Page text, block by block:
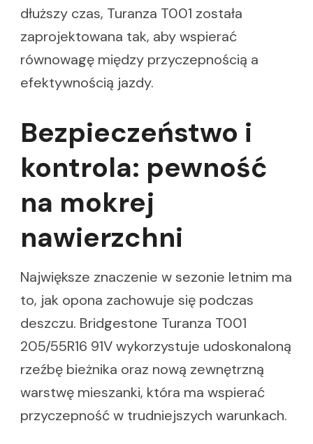
dłuższy czas, Turanza T001 została
zaprojektowana tak, aby wspierać
równowagę między przyczepnością a
efektywnością jazdy.
Bezpieczeństwo i
kontrola: pewność
na mokrej
nawierzchni
Największe znaczenie w sezonie letnim ma
to, jak opona zachowuje się podczas
deszczu. Bridgestone Turanza T001
205/55R16 91V wykorzystuje udoskonaloną
rzeźbę bieżnika oraz nową zewnętrzną
warstwę mieszanki, która ma wspierać
przyczepność w trudniejszych warunkach.